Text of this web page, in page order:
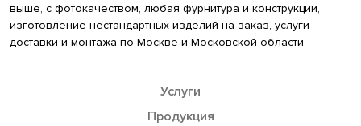
выше, с фотокачеством, любая фурнитура и конструкции,
изготовление нестандартных изделий на заказ, услуги
доставки и монтажа по Москве и Московской области.
Услуги
Продукция